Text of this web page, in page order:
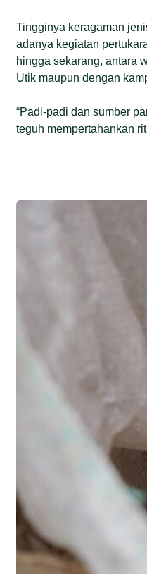
Tingginya keragaman
adanya kegiatan
hingga sekarang, antara
Utik maupun dengan
“Padi-padi dan sumber
teguh mempertahankan